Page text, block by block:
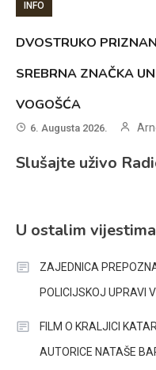
INFO
DVOSTRUKO
SREBRNA ZNAČKA
VOGOŠĆA
6. Augusta 2026.
Slušajte uživo
U ostalim
ZAJEDNICA
POLICIJSKOJ UPRAVI
FILM O KRALJICI
AUTORICE NATAŠE